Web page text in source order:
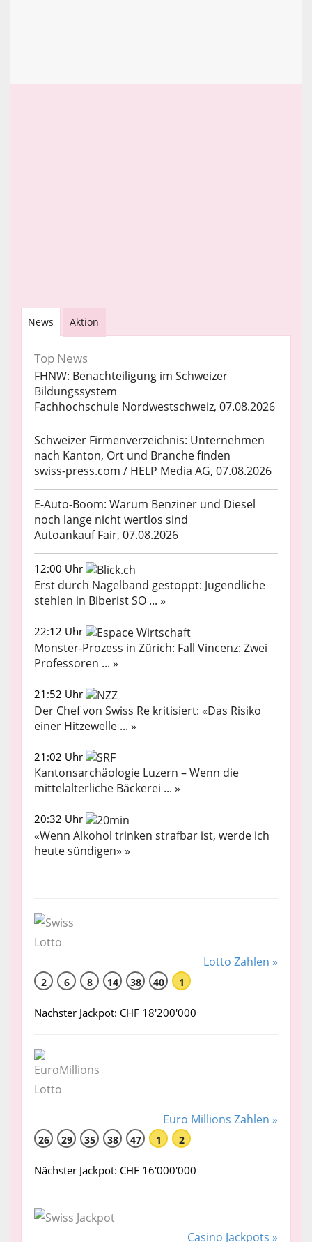
News Aktion
Top News
FHNW: Benachteiligung im Schweizer
Bildungssystem
Fachhochschule Nordwestschweiz, 07.08.2026
Schweizer Firmenverzeichnis: Unternehmen
nach Kanton, Ort und Branche finden
swiss-press.com / HELP Media AG, 07.08.2026
E-Auto-Boom: Warum Benziner und Diesel
noch lange nicht wertlos sind
Autoankauf Fair, 07.08.2026
12:00 Uhr
Erst durch Nagelband gestoppt: Jugendliche
stehlen in Biberist SO ... »
22:12 Uhr
Monster-Prozess in Zürich: Fall Vincenz: Zwei
Professoren ... »
21:52 Uhr
Der Chef von Swiss Re kritisiert: «Das Risiko
einer Hitzewelle ... »
21:02 Uhr
Kantonsarchäologie Luzern – Wenn die
mittelalterliche Bäckerei ... »
20:32 Uhr
«Wenn Alkohol trinken strafbar ist, werde ich
heute sündigen» »
Lotto Zahlen »
2 6 8 14 38 40 1
Nächster Jackpot: CHF 18'200'000
Euro Millions Zahlen »
26 29 35 38 47 1 2
Nächster Jackpot: CHF 16'000'000
Casino Jackpots »